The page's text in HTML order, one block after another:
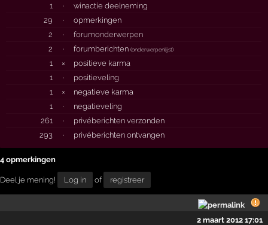
1
·
winactie deelneming
29
·
opmerkingen
2
·
forumonderwerpen
2
· forumberichten(onderwerpenlijst)
1 ×
positieve karma
1
·
positieveling
1
×
negatieve karma
1
·
negatieveling
261
·
privéberichten verzonden
293
· privéberichten ontvangen
4 opmerkingen
Deel je mening! Log in of registreer
2 maart 2012 17:01